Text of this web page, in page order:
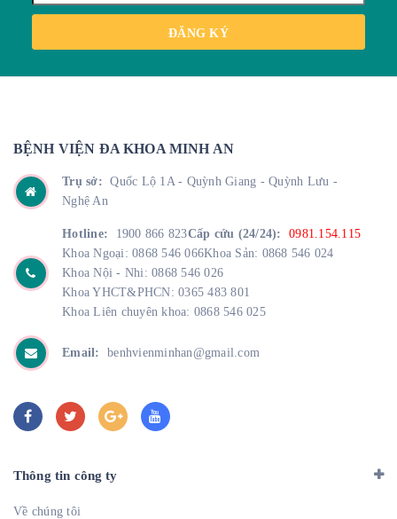
ĐĂNG KÝ
BỆNH VIỆN ĐA KHOA MINH AN
Trụ sở:Quốc Lộ 1A - Quỳnh Giang - Quỳnh Lưu -
Nghệ An
Hotline: 1900 866 823Cấp cứu (24/24): 0981.154.115
Khoa Ngoại: 0868 546 066Khoa Sản: 0868 546 024
Khoa Nội - Nhi: 0868 546 026
Khoa YHCT&PHCN: 0365 483 801
Khoa Liên chuyên khoa: 0868 546 025
Email: benhvienminhan@gmail.com
Thông tin công ty
Về chúng tôi